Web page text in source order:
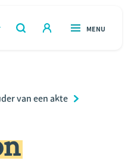
OPEN
ZOEKEN
OPEN
MENU
van een akte